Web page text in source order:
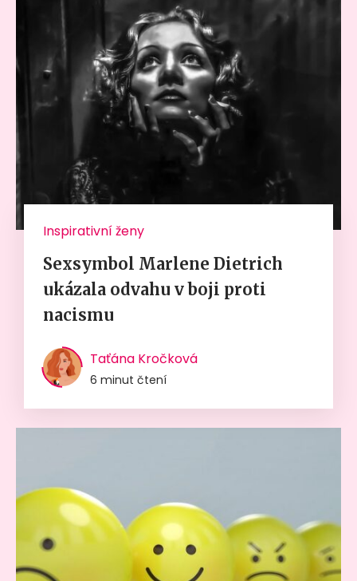
Inspirativní ženy
Sexsymbol Marlene Dietrich
ukázala odvahu v boji proti
nacismu
Taťána Kročková
6 minut čtení